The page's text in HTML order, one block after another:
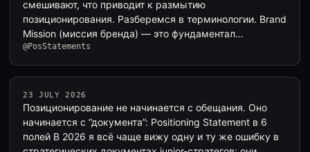
смешивают, что приводит к размытию
позиционирования. Разберемся в терминологии. Brand
Mission (миссия бренда) — это фундаментал…
@PosStatements
23 JULY 2026
Позиционирование не начинается с обещания. Оно
начинается с “документа”: Positioning Statement в 6
полей В 2026 я всё чаще вижу одну и ту же ошибку в